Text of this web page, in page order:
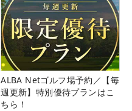
ALBA Netゴルフ場予約／【毎
週更新】特別優待プランはこ
ちら！